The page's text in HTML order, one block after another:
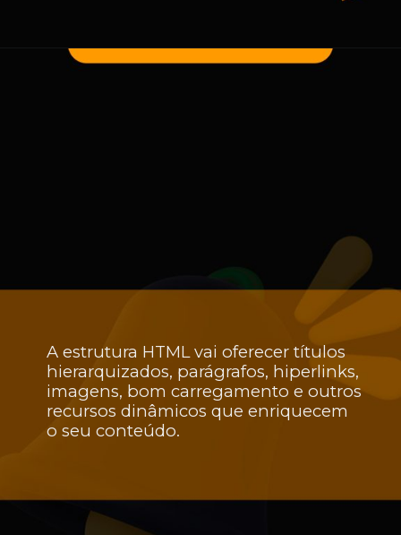
A estrutura HTML vai oferecer títulos
hierarquizados, parágrafos, hiperlinks,
imagens, bom carregamento e outros
recursos dinâmicos que enriquecem
o seu conteúdo.